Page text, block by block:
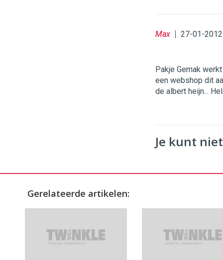
Max 27-01-2012
Pakje Gemak
een webshop dit
de albert heijn...
Je kunt
Gerelateerde artikelen: